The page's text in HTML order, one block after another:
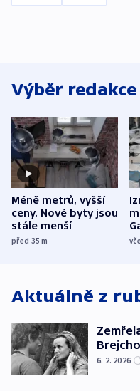
Výběr redakce
Méně metrů, vyšší
ceny. Nové byty jsou
stále menší
před 35m
Aktuálně z
6. 2. 2026